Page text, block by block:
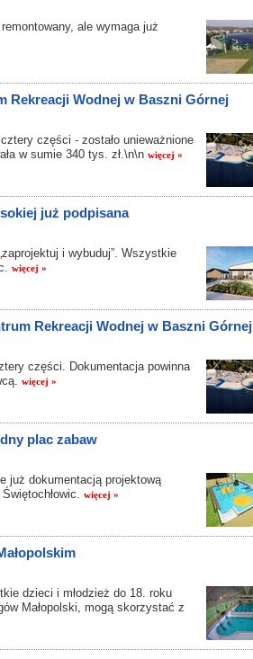
ale wymaga już
Rekreacji Wodnej w Baszni Górnej
części - zostało unieważnione
w sumie 340 tys. zł.\n\n więcej »
już podpisana
i wybuduj”. Wszystkie
więcej »
Rekreacji Wodnej w Baszni Górnej
części. Dokumentacja powinna
więcej »
plac zabaw
już dokumentacją projektową
więcej »
dzieci i młodzież do 18. roku
Małopolski, mogą skorzystać z